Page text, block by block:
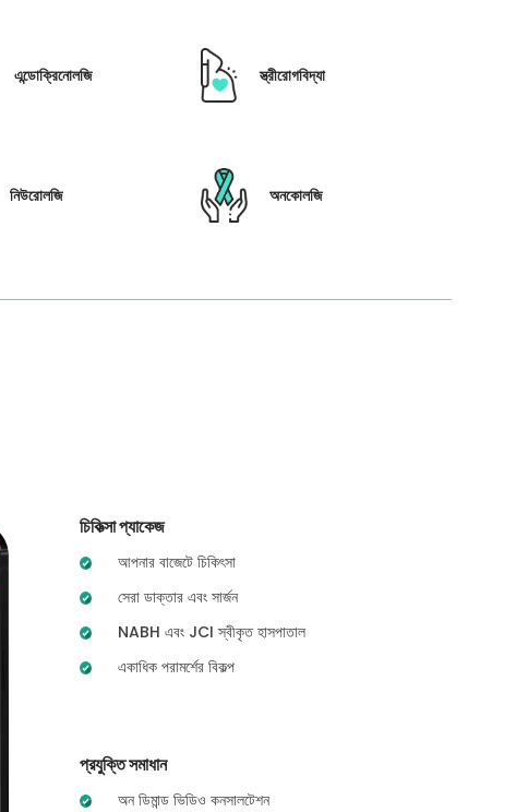
এন্ডোক্রিনোলজি স্ত্রীরোগবিদ্যা
নিউরোলজি অনকোলজি
চিকিত্সা প্যাকেজ
আপনার বাজেটে চিকিৎসা
সেরা ডাক্তার এবং সার্জন
NABH এবং JCI স্বীকৃত হাসপাতাল
একাধিক পরামর্শের বিকল্প
প্রযুক্তি সমাধান
অন ডিমান্ড ভিডিও কনসালটেশন